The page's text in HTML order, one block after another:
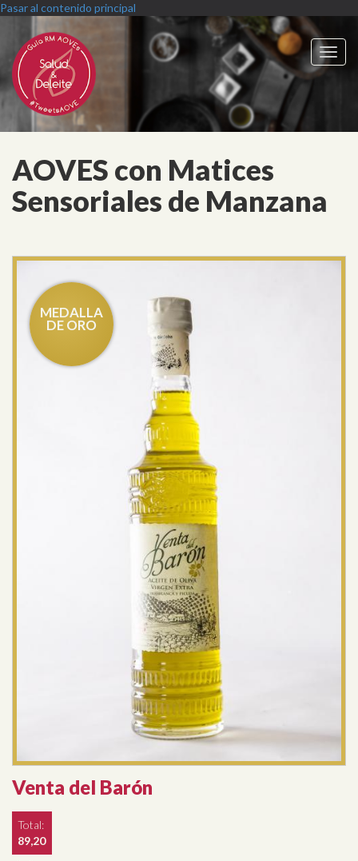
Pasar al contenido principal
AOVES con Matices
Sensoriales de Manzana
Venta del Barón
Total:
89,20